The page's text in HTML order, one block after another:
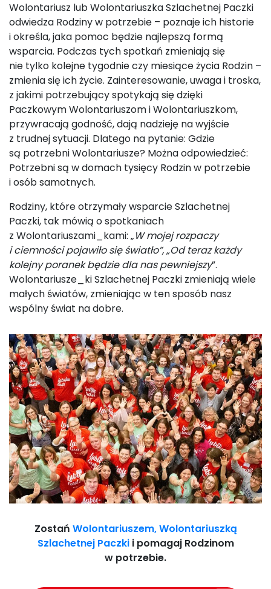
Wolontariusz lub Wolontariuszka Szlachetnej Paczki
odwiedza Rodziny w potrzebie – poznaje ich historie
i określa, jaka pomoc będzie najlepszą formą
wsparcia. Podczas tych spotkań zmieniają się
nie tylko kolejne tygodnie czy miesiące życia Rodzin –
zmienia się ich życie. Zainteresowanie, uwaga i troska,
z jakimi potrzebujący spotykają się dzięki
Paczkowym Wolontariuszom i Wolontariuszkom,
przywracają godność, dają nadzieję na wyjście
z trudnej sytuacji. Dlatego na pytanie: Gdzie
są potrzebni Wolontariusze? Można odpowiedzieć:
Potrzebni są w domach tysięcy Rodzin w potrzebie
i osób samotnych.
Rodziny, które otrzymały wsparcie Szlachetnej
Paczki, tak mówią o spotkaniach
z Wolontariuszami_kami: „W mojej rozpaczy
i ciemności pojawiło się światło”, „Od teraz każdy
kolejny poranek będzie dla nas pewniejszy”.
Wolontariusze_ki Szlachetnej Paczki zmieniają wiele
małych światów, zmieniając w ten sposób nasz
wspólny świat na dobre.
Zostań Wolontariuszem, Wolontariuszką
Szlachetnej Paczkii pomagaj Rodzinom
w potrzebie.